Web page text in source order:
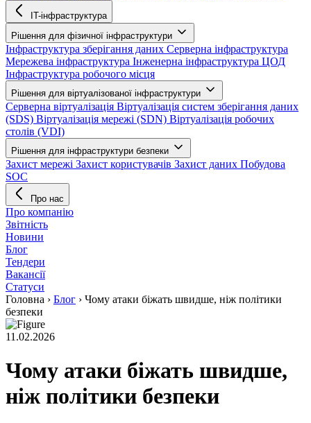
IT-інфраструктура
Рішення для фізичної інфраструктури
Інфраструктура зберігання даних Серверна інфраструктура
Мережева інфраструктура Інженерна інфраструктура ЦОД
Інфраструктура робочого місця
Рішення для віртуалізованої інфраструктури
Серверна віртуалізація Віртуалізація систем зберігання даних
(SDS) Віртуалізація мережі (SDN) Віртуалізація робочих
столів (VDI)
Рішення для інфраструктури безпеки
Захист мережі Захист користувачів Захист даних Побудова
SOC
Про нас
Про компанію
Звітність
Новини
Блог
Тендери
Вакансії
Статуси
Головна › Блог › Чому атаки біжать швидше, ніж політики
безпеки
11.02.2026
Чому атаки біжать швидше,
ніж політики безпеки